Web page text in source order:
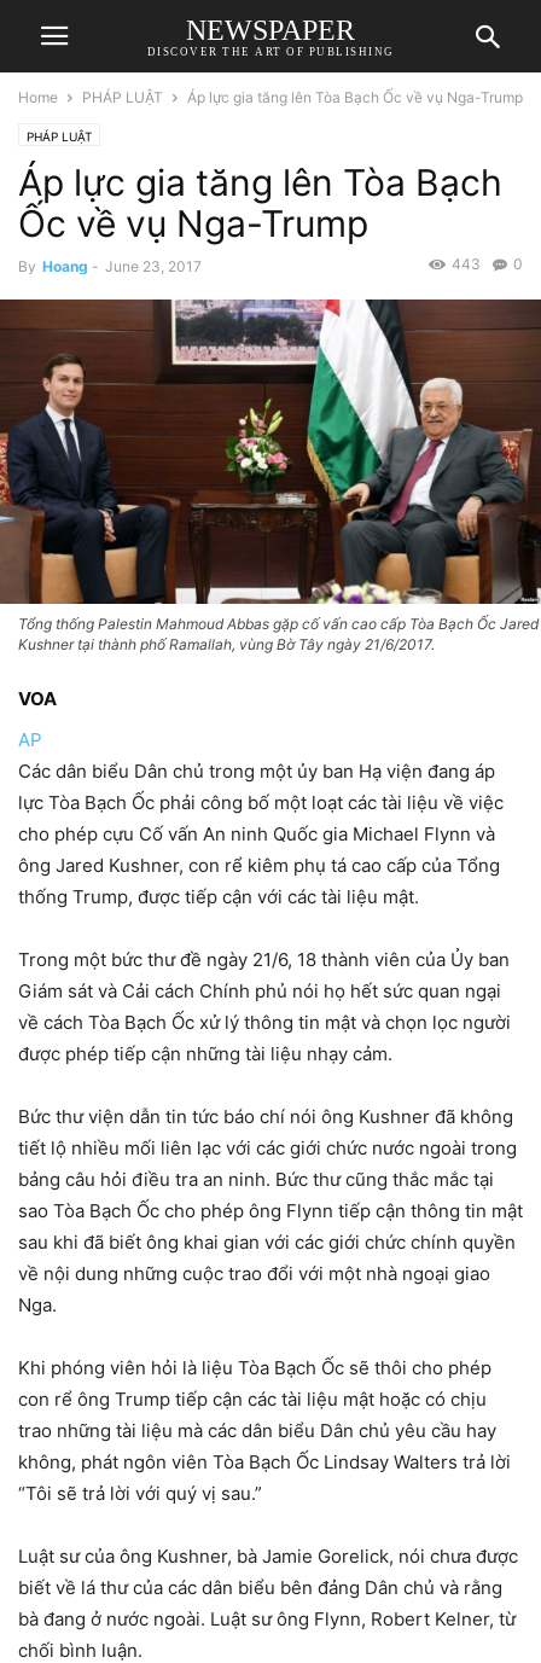
NEWSPAPER
DISCOVER THE ART OF PUBLISHING
Home PHÁP LUẬT Áp lực gia tăng lên Tòa Bạch Ốc về vụ Nga-Trump
PHÁP LUẬT
Áp lực gia tăng lên Tòa Bạch
Ốc về vụ Nga-Trump
By Hoang - June 23, 2017 0
443
Tổng thống Palestin Mahmoud Abbas gặp cố vấn cao cấp Tòa Bạch Ốc Jared
Kushner tại thành phố Ramallah, vùng Bờ Tây ngày 21/6/2017.
VOA
AP
Các dân biểu Dân chủ trong một ủy ban Hạ viện đang áp
lực Tòa Bạch Ốc phải công bố một loạt các tài liệu về việc
cho phép cựu Cố vấn An ninh Quốc gia Michael Flynn và
ông Jared Kushner, con rể kiêm phụ tá cao cấp của Tổng
thống Trump, được tiếp cận với các tài liệu mật.
Trong một bức thư đề ngày 21/6, 18 thành viên của Ủy ban
Giám sát và Cải cách Chính phủ nói họ hết sức quan ngại
về cách Tòa Bạch Ốc xử lý thông tin mật và chọn lọc người
được phép tiếp cận những tài liệu nhạy cảm.
Bức thư viện dẫn tin tức báo chí nói ông Kushner đã không
tiết lộ nhiều mối liên lạc với các giới chức nước ngoài trong
bảng câu hỏi điều tra an ninh. Bức thư cũng thắc mắc tại
sao Tòa Bạch Ốc cho phép ông Flynn tiếp cận thông tin mật
sau khi đã biết ông khai gian với các giới chức chính quyền
về nội dung những cuộc trao đổi với một nhà ngoại giao
Nga.
Khi phóng viên hỏi là liệu Tòa Bạch Ốc sẽ thôi cho phép
con rể ông Trump tiếp cận các tài liệu mật hoặc có chịu
trao những tài liệu mà các dân biểu Dân chủ yêu cầu hay
không, phát ngôn viên Tòa Bạch Ốc Lindsay Walters trả lời
“Tôi sẽ trả lời với quý vị sau.”
Luật sư của ông Kushner, bà Jamie Gorelick, nói chưa được
biết về lá thư của các dân biểu bên đảng Dân chủ và rằng
bà đang ở nước ngoài. Luật sư ông Flynn, Robert Kelner, từ
chối bình luận.